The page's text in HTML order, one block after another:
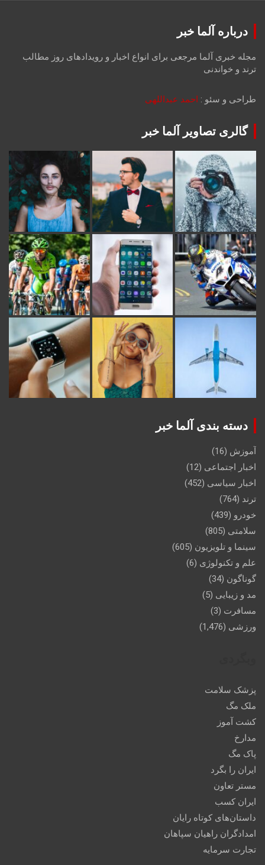
درباره آلما خبر
مجله خبری آلما مرجعی برای انواع اخبار و رویدادهای روز مطالب
ترند و خواندنی
طراحی و سئو : احمد عبداللهی
گالری تصاویر آلما خبر
دسته بندی آلما خبر
آموزش (16)
اخبار اجتماعی (12)
اخبار سیاسی (452)
ترند (764)
خودرو (439)
سلامتی (805)
سینما و تلویزیون (605)
علم و تکنولوژی (6)
گوناگون (34)
مد و زیبایی (5)
مسافرت (3)
ورزشی (1,476)
پزشک سلامت
ملک مگ
کشت آموز
مدارخ
پاک مگ
ایران را بگرد
مستر تعاون
ایران کسب
داستان‌های کوتاه رایان
امدادگران راهیان سپاهان
تجارت سرمایه